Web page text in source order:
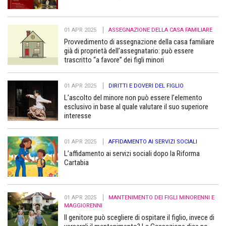
01 APR 2025 ASSEGNAZIONE DELLA CASA FAMILIARE
Provvedimento di assegnazione della casa familiare
già di proprietà dell’assegnatario: può essere
trascritto “a favore” dei figli minori
01 APR 2025 DIRITTI E DOVERI DEL FIGLIO
L’ascolto del minore non può essere l’elemento
esclusivo in base al quale valutare il suo superiore
interesse
01 APR 2025 AFFIDAMENTO AI SERVIZI SOCIALI
L’affidamento ai servizi sociali dopo la Riforma
Cartabia
01 APR 2025
MANTENIMENTO DEI FIGLI MINORENNI E
MAGGIORENNI
Il genitore può scegliere di ospitare il figlio, invece di